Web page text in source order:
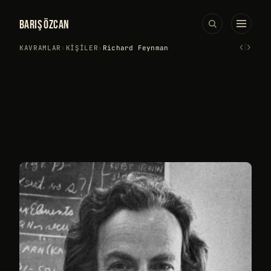
BARIŞ ÖZCAN
KAVRAMLAR › KIŞILER › Richard Feynman ‹›